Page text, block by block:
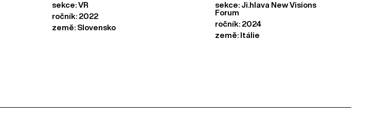
sekce: VR
ročník: 2022
země: Slovensko
sekce: Ji.hlava New Visions
Forum
ročník: 2024
země: Itálie